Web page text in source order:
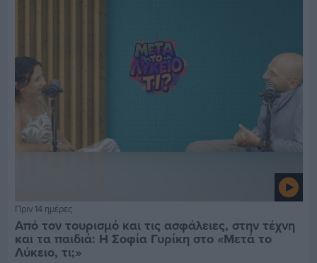
Πριν 14 ημέρες
Από τον τουρισμό και τις ασφάλειες, στην τέχνη
και τα παιδιά: Η Σοφία Γυρίκη στο «Μετά το
Λύκειο, τι;»